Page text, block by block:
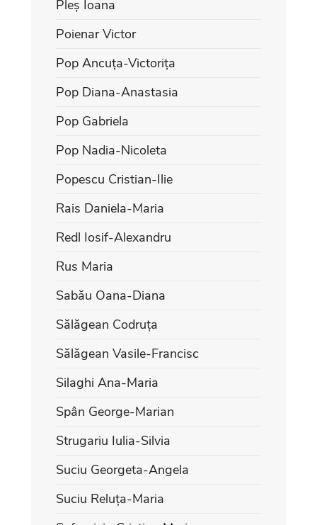
Pleș Ioana
Poienar Victor
Pop Ancuța-Victorița
Pop Diana-Anastasia
Pop Gabriela
Pop Nadia-Nicoleta
Popescu Cristian-Ilie
Rais Daniela-Maria
Redl Iosif-Alexandru
Rus Maria
Sabău Oana-Diana
Sălăgean Codruța
Sălăgean Vasile-Francisc
Silaghi Ana-Maria
Spân George-Marian
Strugariu Iulia-Silvia
Suciu Georgeta-Angela
Suciu Reluța-Maria